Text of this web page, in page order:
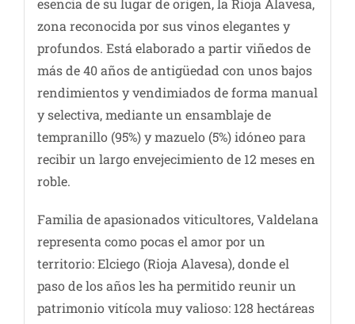
esencia de su lugar de origen, la Rioja Alavesa,
zona reconocida por sus vinos elegantes y
profundos. Está elaborado a partir viñedos de
más de 40 años de antigüedad con unos bajos
rendimientos y vendimiados de forma manual
y selectiva, mediante un ensamblaje de
tempranillo (95%) y mazuelo (5%) idóneo para
recibir un largo envejecimiento de 12 meses en
roble.
Familia de apasionados viticultores, Valdelana
representa como pocas el amor por un
territorio: Elciego (Rioja Alavesa), donde el
paso de los años les ha permitido reunir un
patrimonio vitícola muy valioso: 128 hectáreas